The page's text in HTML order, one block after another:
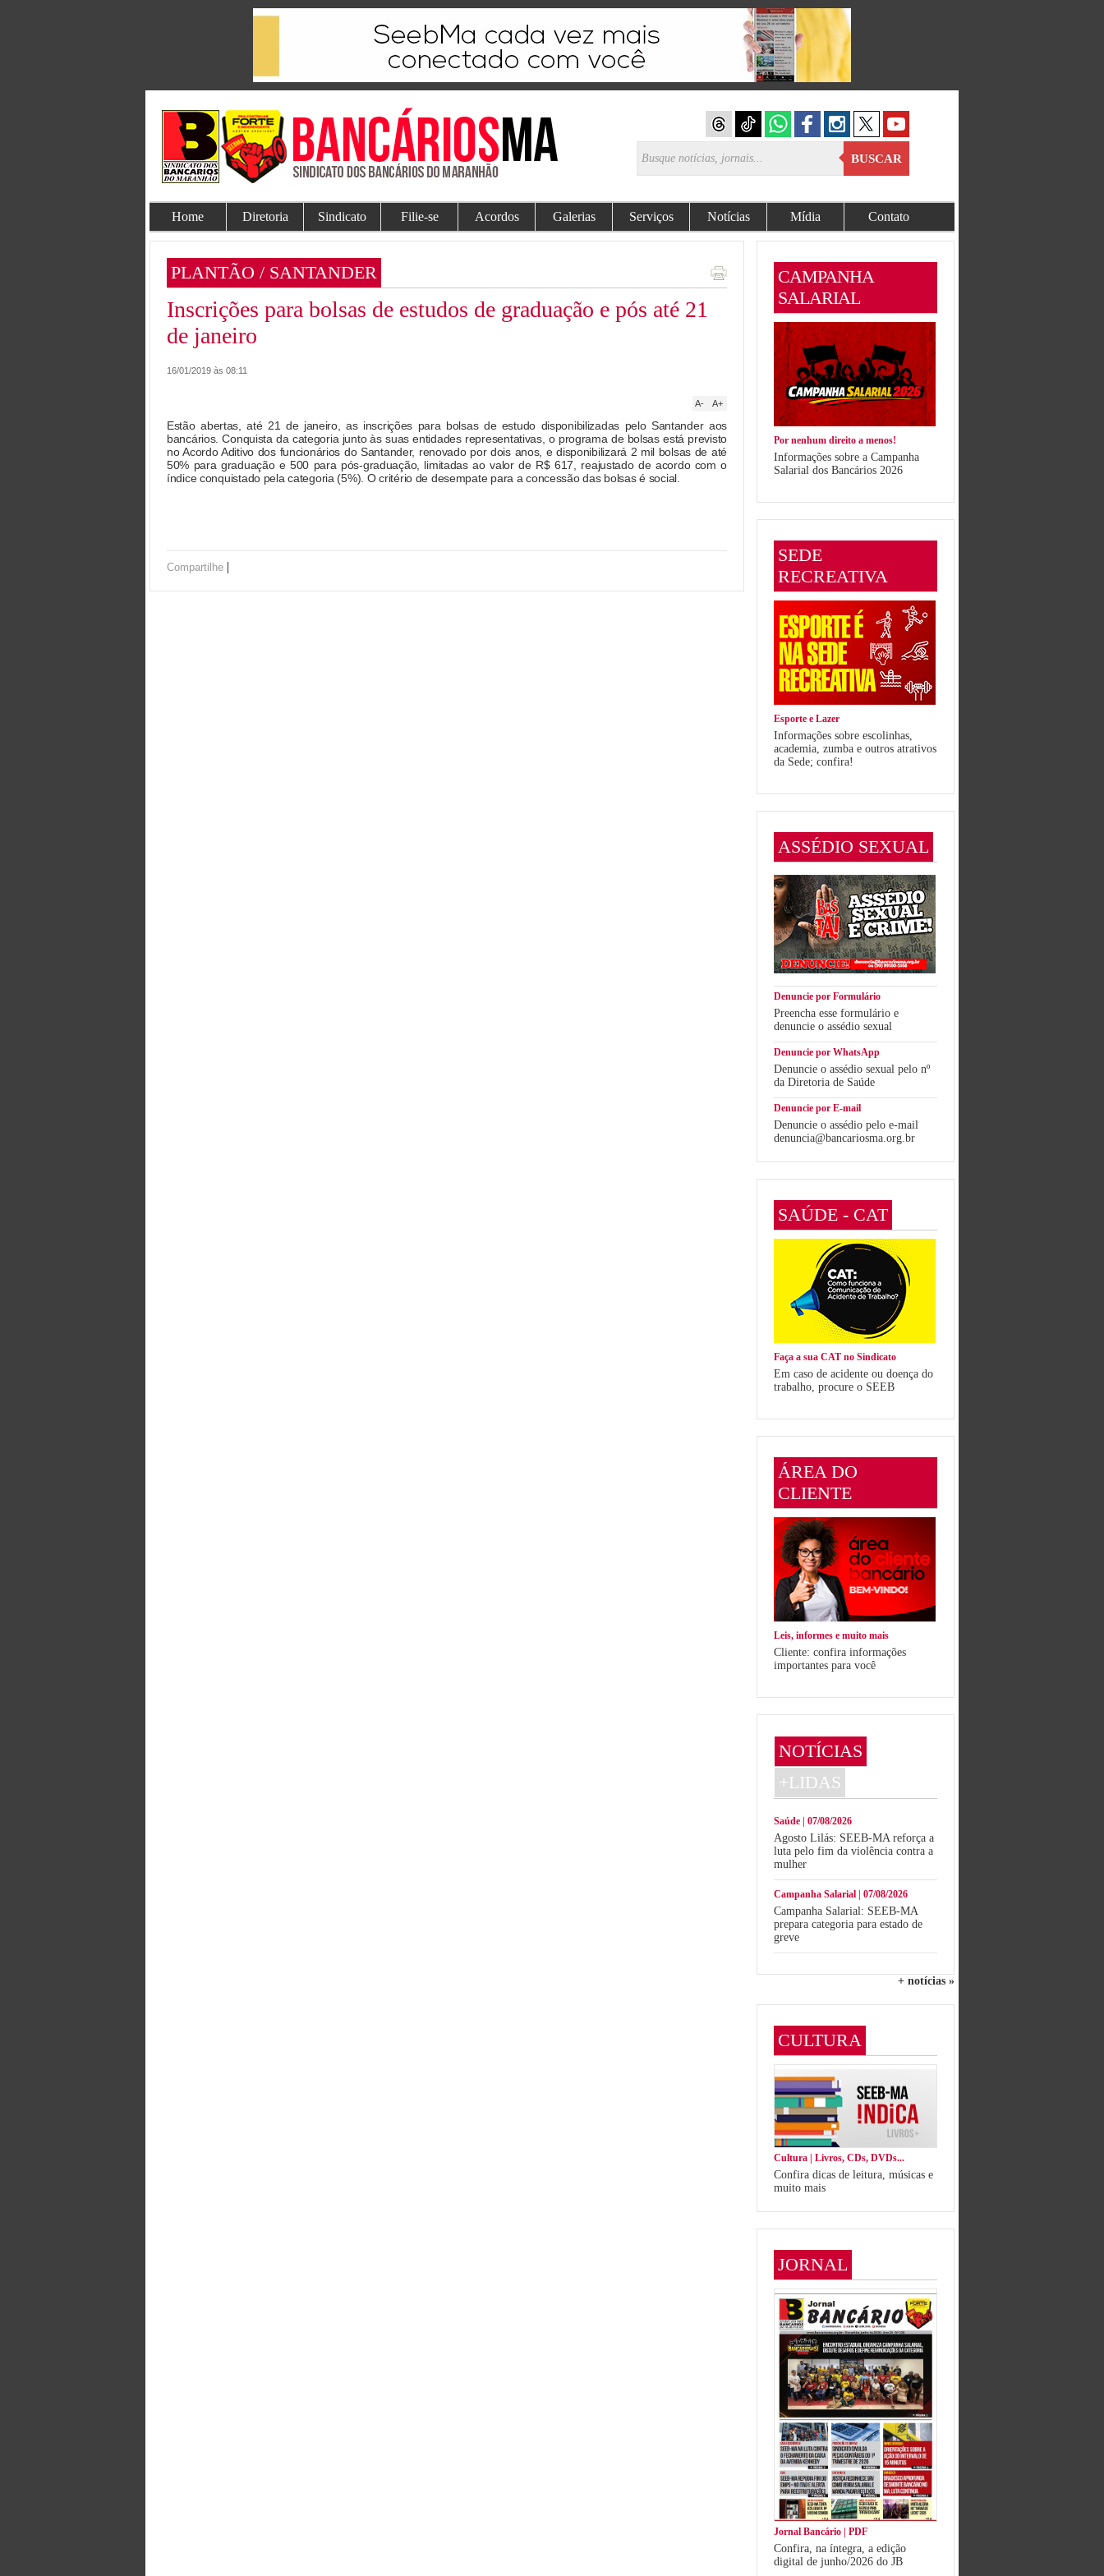
BUSCAR
Home Diretoria Sindicato Filie-se Acordos Galerias Serviços Notícias Mídia Contato
PLANTÃO / SANTANDER
Inscrições para bolsas de estudos de graduação e pós até 21
de janeiro
16/01/2019 às 08:11
A+
A-
Estão abertas, até 21 de janeiro, as inscrições para bolsas de estudo disponibilizadas pelo Santander aos
bancários. Conquista da categoria junto às suas entidades representativas, o programa de bolsas está previsto
no Acordo Aditivo dos funcionários do Santander, renovado por dois anos, e disponibilizará 2 mil bolsas de até
50% para graduação e 500 para pós-graduação, limitadas ao valor de R$ 617, reajustado de acordo com o
índice conquistado pela categoria (5%). O critério de desempate para a concessão das bolsas é social.
Compartilhe |
CAMPANHA
SALARIAL
Por nenhum direito a menos!
Informações sobre a Campanha
Salarial dos Bancários 2026
SEDE
RECREATIVA
Esporte e Lazer
Informações sobre escolinhas,
academia, zumba e outros atrativos
da Sede; confira!
ASSÉDIO SEXUAL
Denuncie por Formulário
Preencha esse formulário e
denuncie o assédio sexual
Denuncie por WhatsApp
Denuncie o assédio sexual pelo nº
da Diretoria de Saúde
Denuncie por E-mail
Denuncie o assédio pelo e-mail
denuncia@bancariosma.org.br
SAÚDE - CAT
Faça a sua CAT no Sindicato
Em caso de acidente ou doença do
trabalho, procure o SEEB
ÁREA DO
CLIENTE
Leis, informes e muito mais
Cliente: confira informações
importantes para você
NOTÍCIAS
+LIDAS
Saúde | 07/08/2026
Agosto Lilás: SEEB-MA reforça a
luta pelo fim da violência contra a
mulher
Campanha Salarial | 07/08/2026
Campanha Salarial: SEEB-MA
prepara categoria para estado de
greve
+ notícias »
CULTURA
Cultura | Livros, CDs, DVDs...
Confira dicas de leitura, músicas e
muito mais
JORNAL
Jornal Bancário | PDF
Confira, na íntegra, a edição
digital de junho/2026 do JB